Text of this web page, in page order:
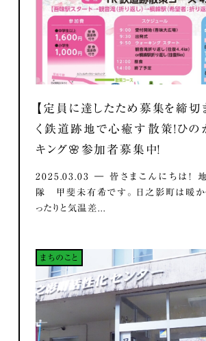
【定員に達したため募集を締切
く鉄道跡地で心癒す散策！ひの
キング🌸参加者募集中！
2025.03.03 ― 皆さまこんにちは！
隊 甲斐未有希です。 日之影町は暖か
ったりと気温差...
まちのこと